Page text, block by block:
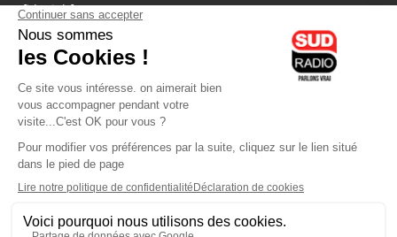
fiducial.fr
lyoncapitale.fr
olympique-et-lyonnais.com
L'application Iphone / Android
Téléchargez l'application
Les cookies
Gestion des cookies